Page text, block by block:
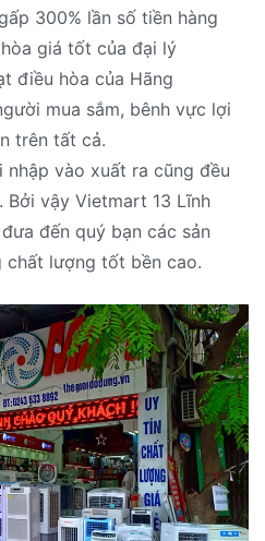
300% lần số tiền hàng
giá tốt của đại lý
điều hòa của Hãng
mua sắm, bênh vực lợi
trên tất cả.
nhập vào xuất ra cũng đều
vậy Vietmart 13 Lĩnh
đến quý bạn các sản
chất lượng tốt bền cao.